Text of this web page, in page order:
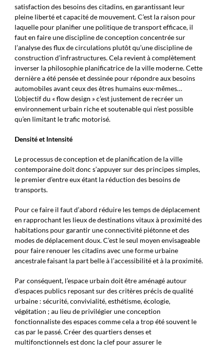
satisfaction des besoins des citadins, en garantissant leur
pleine liberté et capacité de mouvement. C’est la raison pour
laquelle pour planifier une politique de transport efficace, il
faut en faire une discipline de conception concentrée sur
l’analyse des flux de circulations plutôt qu’une discipline de
construction d’infrastructures. Cela revient à complètement
inverser la philosophie planificatrice de la ville moderne. Cette
dernière a été pensée et dessinée pour répondre aux besoins
automobiles avant ceux des êtres humains eux-mêmes…
L’objectif du « flow design » c’est justement de recréer un
environnement urbain riche et soutenable qui n’est possible
qu’en limitant le trafic motorisé.
Densité et Intensité
Le processus de conception et de planification de la ville
contemporaine doit donc s’appuyer sur des principes simples,
le premier d’entre eux étant la réduction des besoins de
transports.
Pour ce faire il faut d’abord réduire les temps de déplacement
en rapprochant les lieux de destinations vitaux à proximité des
habitations pour garantir une connectivité piétonne et des
modes de déplacement doux. C’est le seul moyen envisageable
pour faire renouer les citadins avec une forme urbaine
ancestrale faisant la part belle à l’accessibilité et à la proximité.
Par conséquent, l’espace urbain doit être aménagé autour
d’espaces publics reposant sur des critères précis de qualité
urbaine : sécurité, convivialité, esthétisme, écologie,
végétation ; au lieu de privilégier une conception
fonctionnaliste des espaces comme cela a trop été souvent le
cas par le passé. Créer des quartiers denses et
multifonctionnels est donc la clef pour assurer le